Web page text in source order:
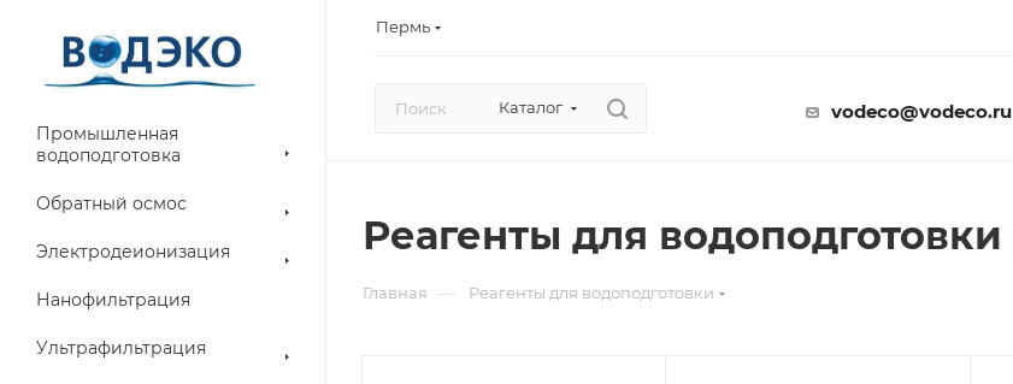
Пермь
Каталог vodeco@vodeco.ru
Промышленная
водоподготовка
Обратный осмос
Электродеионизация
Нанофильтрация
Ультрафильтрация
Реагенты для водоподготовки
Главная — Реагенты для водоподготовки